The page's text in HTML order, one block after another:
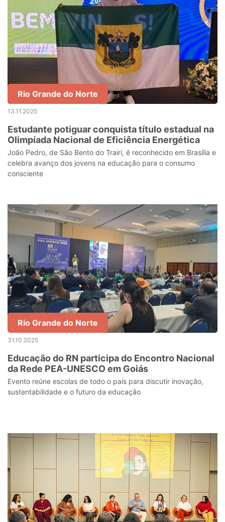
Rio Grande do Norte
13.11.2025
Estudante potiguar conquista título estadual na
Olimpíada Nacional de Eficiência Energética
João Pedro, de São Bento do Trairi, é reconhecido em Brasília e
celebra avanço dos jovens na educação para o consumo
consciente
Rio Grande do Norte
31.10.2025
Educação do RN participa do Encontro Nacional
da Rede PEA-UNESCO em Goiás
Evento reúne escolas de todo o país para discutir inovação,
sustentabilidade e o futuro da educação